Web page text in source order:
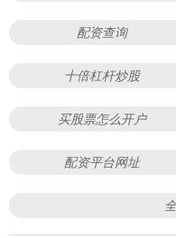
配资查询
十倍杠杆炒股
买股票怎么开户
配资平台网址